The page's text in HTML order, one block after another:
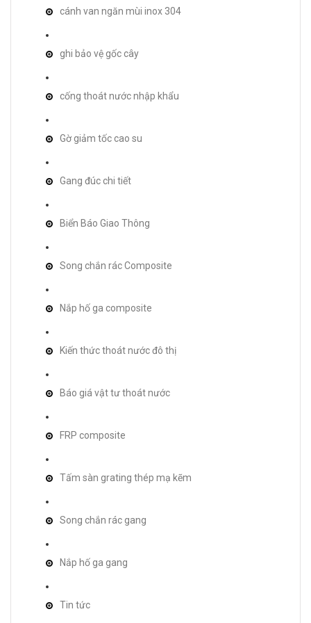
cánh van ngăn mùi inox 304
ghi bảo vệ gốc cây
cống thoát nước nhập khẩu
Gờ giảm tốc cao su
Gang đúc chi tiết
Biển Báo Giao Thông
Song chắn rác Composite
Nắp hố ga composite
Kiến thức thoát nước đô thị
Báo giá vật tư thoát nước
FRP composite
Tấm sàn grating thép mạ kẽm
Song chắn rác gang
Nắp hố ga gang
Tin tức